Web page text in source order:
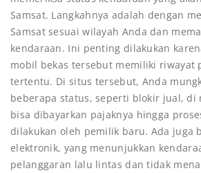
Samsat. Langkahnya adalah dengan
Samsat sesuai wilayah Anda dan
kendaraan. Ini penting dilakukan
mobil bekas tersebut memiliki riwayat
tertentu. Di situs tersebut, Anda
beberapa status, seperti blokir jual, di
bisa dibayarkan pajaknya hingga
dilakukan oleh pemilik baru. Ada juga
elektronik, yang menunjukkan
pelanggaran lalu lintas dan tidak